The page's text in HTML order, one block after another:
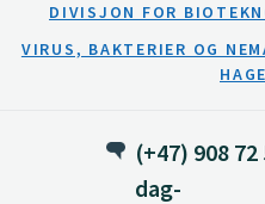
DIVISJON FOR
VIRUS, BAKTERIER OG
(+47) 908 72
dag-